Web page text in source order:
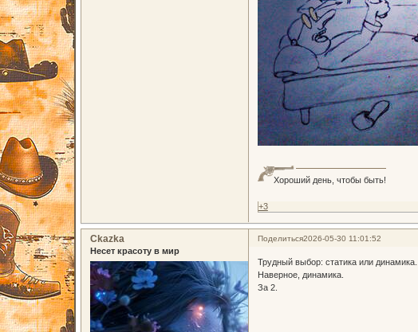
Хороший день, чтобы быть!
+3
Поделиться2026-05-30 11:01:52
Ckazka
Несет красоту в мир
Трудный выбор: статика или динамика...
Наверное, динамика.
За 2.